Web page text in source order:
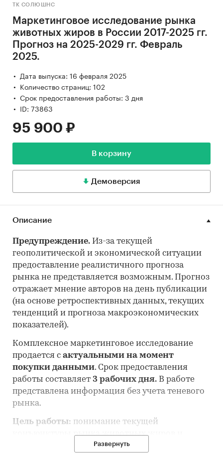
ТК СОЛЮШНС
Маркетинговое исследование рынка
животных жиров в России 2017-2025 гг.
Прогноз на 2025-2029 гг. Февраль
2025.
Дата выпуска: 16 февраля 2025
Количество страниц: 102
Срок предоставления работы: 3 дня
ID: 73863
95 900 ₽
В корзину
Демоверсия
Описание
Предупреждение. Из-за текущей
геополитической и экономической ситуации
предоставление реалистичного прогноза
рынка не представляется возможным. Прогноз
отражает мнение авторов на день публикации
(на основе ретроспективных данных, текущих
тенденций и прогноза макроэкономических
показателей).
Комплексное маркетинговое исследование
продается с актуальными на момент
покупки данными. Срок предоставления
работы составляет 3 рабочих дня. В работе
представлена информация без учета теневого
рынка.
Цель работы: понимание текущей
конъюнктуры рынка животных жиров и
оценка перспектив его развития.
Развернуть